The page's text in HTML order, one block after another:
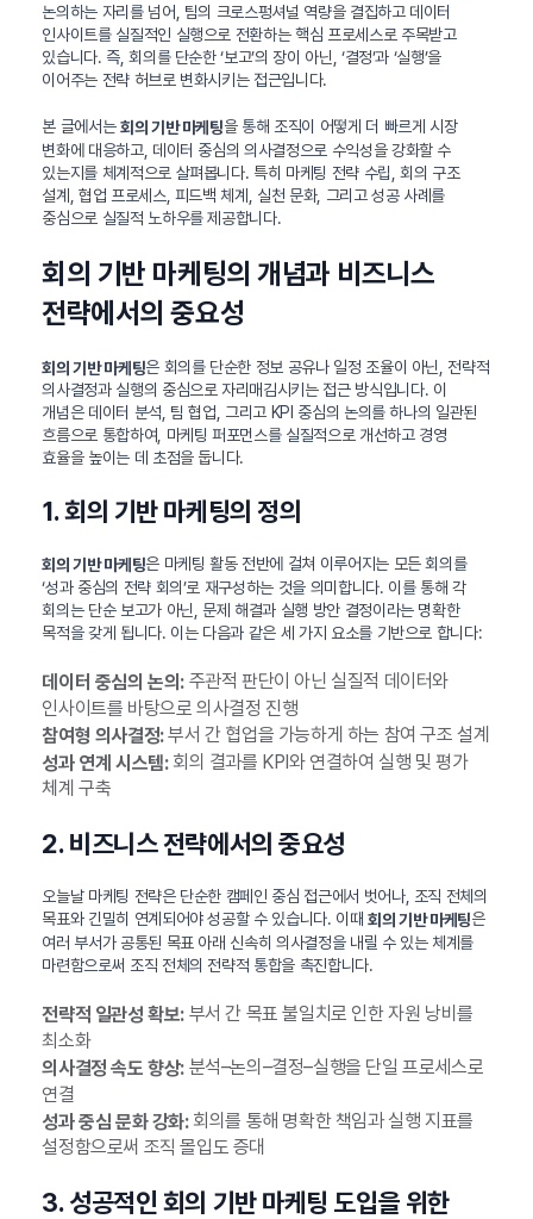
논의하는 자리를 넘어, 팀의 크로스펑셔널 역량을 결집하고 데이터
인사이트를 실질적인 실행으로 전환하는 핵심 프로세스로 주목받고
있습니다. 즉, 회의를 단순한 ‘보고’의 장이 아닌, ‘결정’과 ‘실행’을
이어주는 전략 허브로 변화시키는 접근입니다.
본 글에서는회의 기반 마케팅을 통해 조직이 어떻게 더 빠르게 시장
변화에 대응하고, 데이터 중심의 의사결정으로 수익성을 강화할 수
있는지를 체계적으로 살펴봅니다. 특히 마케팅 전략 수립, 회의 구조
설계, 협업 프로세스, 피드백 체계, 실천 문화, 그리고 성공 사례를
중심으로 실질적 노하우를 제공합니다.
회의 기반 마케팅의 개념과 비즈니스
전략에서의 중요성
회의 기반 마케팅은 회의를 단순한 정보 공유나 일정 조율이 아닌, 전략적
의사결정과 실행의 중심으로 자리매김시키는 접근 방식입니다. 이
개념은 데이터 분석, 팀 협업, 그리고 KPI 중심의 논의를 하나의 일관된
흐름으로 통합하여, 마케팅 퍼포먼스를 실질적으로 개선하고 경영
효율을 높이는 데 초점을 둡니다.
1. 회의 기반 마케팅의 정의
회의 기반 마케팅은 마케팅 활동 전반에 걸쳐 이루어지는 모든 회의를
‘성과 중심의 전략 회의’로 재구성하는 것을 의미합니다. 이를 통해 각
회의는 단순 보고가 아닌, 문제 해결과 실행 방안 결정이라는 명확한
목적을 갖게 됩니다. 이는 다음과 같은 세 가지 요소를 기반으로 합니다:
데이터 중심의 논의:주관적 판단이 아닌 실질적 데이터와
인사이트를 바탕으로 의사결정 진행
참여형 의사결정:부서 간 협업을 가능하게 하는 참여 구조 설계
성과 연계 시스템:회의 결과를 KPI와 연결하여 실행 및 평가
체계 구축
2. 비즈니스 전략에서의 중요성
오늘날 마케팅 전략은 단순한 캠페인 중심 접근에서 벗어나, 조직 전체의
목표와 긴밀히 연계되어야 성공할 수 있습니다. 이때회의 기반 마케팅은
여러 부서가 공통된 목표 아래 신속히 의사결정을 내릴 수 있는 체계를
마련함으로써 조직 전체의 전략적 통합을 촉진합니다.
전략적 일관성 확보:부서 간 목표 불일치로 인한 자원 낭비를
최소화
의사결정 속도 향상:분석–논의–결정–실행을 단일 프로세스로
연결
성과 중심 문화 강화:회의를 통해 명확한 책임과 실행 지표를
설정함으로써 조직 몰입도 증대
3. 성공적인 회의 기반 마케팅 도입을 위한